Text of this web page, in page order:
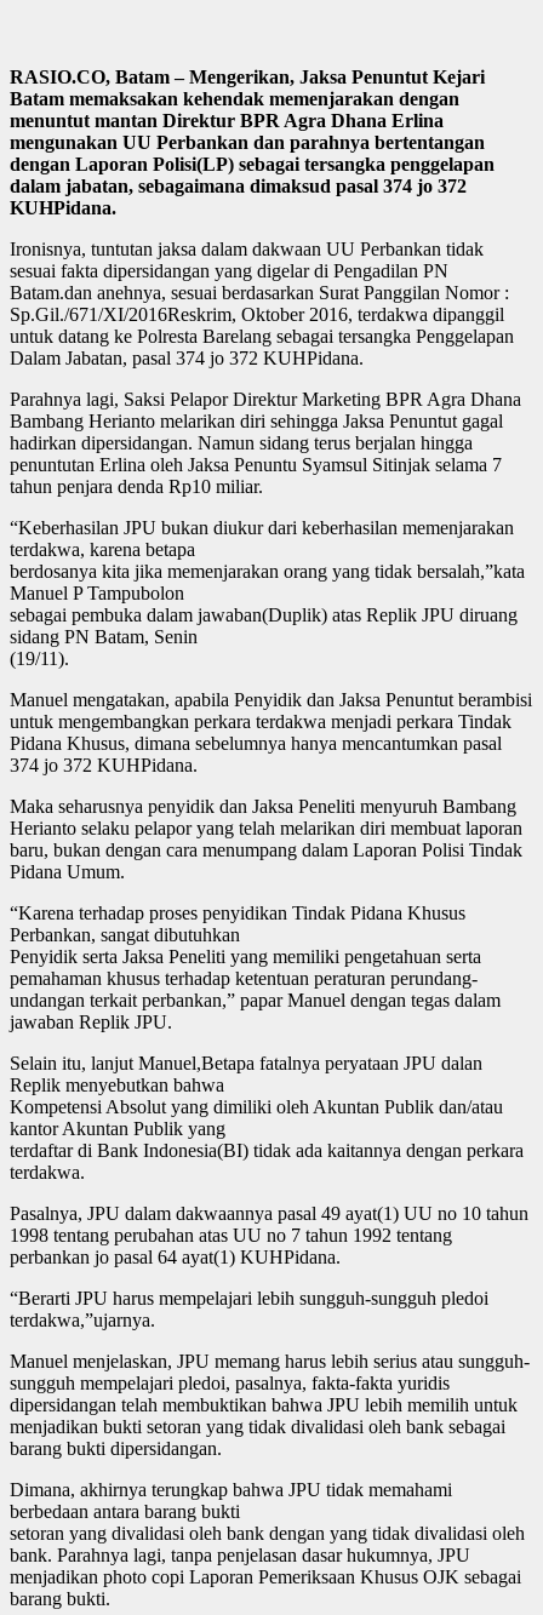
RASIO.CO, Batam – Mengerikan, Jaksa Penuntut Kejari
Batam memaksakan kehendak memenjarakan dengan
menuntut mantan Direktur BPR Agra Dhana Erlina
mengunakan UU Perbankan dan parahnya bertentangan
dengan Laporan Polisi(LP) sebagai tersangka penggelapan
dalam jabatan, sebagaimana dimaksud pasal 374 jo 372
KUHPidana.
Ironisnya, tuntutan jaksa dalam dakwaan UU Perbankan tidak
sesuai fakta dipersidangan yang digelar di Pengadilan PN
Batam.dan anehnya, sesuai berdasarkan Surat Panggilan Nomor :
Sp.Gil./671/XI/2016Reskrim, Oktober 2016, terdakwa dipanggil
untuk datang ke Polresta Barelang sebagai tersangka Penggelapan
Dalam Jabatan, pasal 374 jo 372 KUHPidana.
Parahnya lagi, Saksi Pelapor Direktur Marketing BPR Agra Dhana
Bambang Herianto melarikan diri sehingga Jaksa Penuntut gagal
hadirkan dipersidangan. Namun sidang terus berjalan hingga
penuntutan Erlina oleh Jaksa Penuntu Syamsul Sitinjak selama 7
tahun penjara denda Rp10 miliar.
“Keberhasilan JPU bukan diukur dari keberhasilan memenjarakan
terdakwa, karena betapa
berdosanya kita jika memenjarakan orang yang tidak bersalah,”kata
Manuel P Tampubolon
sebagai pembuka dalam jawaban(Duplik) atas Replik JPU diruang
sidang PN Batam, Senin
(19/11).
Manuel mengatakan, apabila Penyidik dan Jaksa Penuntut berambisi
untuk mengembangkan perkara terdakwa menjadi perkara Tindak
Pidana Khusus, dimana sebelumnya hanya mencantumkan pasal
374 jo 372 KUHPidana.
Maka seharusnya penyidik dan Jaksa Peneliti menyuruh Bambang
Herianto selaku pelapor yang telah melarikan diri membuat laporan
baru, bukan dengan cara menumpang dalam Laporan Polisi Tindak
Pidana Umum.
“Karena terhadap proses penyidikan Tindak Pidana Khusus
Perbankan, sangat dibutuhkan
Penyidik serta Jaksa Peneliti yang memiliki pengetahuan serta
pemahaman khusus terhadap ketentuan peraturan perundang-
undangan terkait perbankan,” papar Manuel dengan tegas dalam
jawaban Replik JPU.
Selain itu, lanjut Manuel,Betapa fatalnya peryataan JPU dalan
Replik menyebutkan bahwa
Kompetensi Absolut yang dimiliki oleh Akuntan Publik dan/atau
kantor Akuntan Publik yang
terdaftar di Bank Indonesia(BI) tidak ada kaitannya dengan perkara
terdakwa.
Pasalnya, JPU dalam dakwaannya pasal 49 ayat(1) UU no 10 tahun
1998 tentang perubahan atas UU no 7 tahun 1992 tentang
perbankan jo pasal 64 ayat(1) KUHPidana.
“Berarti JPU harus mempelajari lebih sungguh-sungguh pledoi
terdakwa,”ujarnya.
Manuel menjelaskan, JPU memang harus lebih serius atau sungguh-
sungguh mempelajari pledoi, pasalnya, fakta-fakta yuridis
dipersidangan telah membuktikan bahwa JPU lebih memilih untuk
menjadikan bukti setoran yang tidak divalidasi oleh bank sebagai
barang bukti dipersidangan.
Dimana, akhirnya terungkap bahwa JPU tidak memahami
berbedaan antara barang bukti
setoran yang divalidasi oleh bank dengan yang tidak divalidasi oleh
bank. Parahnya lagi, tanpa penjelasan dasar hukumnya, JPU
menjadikan photo copi Laporan Pemeriksaan Khusus OJK sebagai
barang bukti.